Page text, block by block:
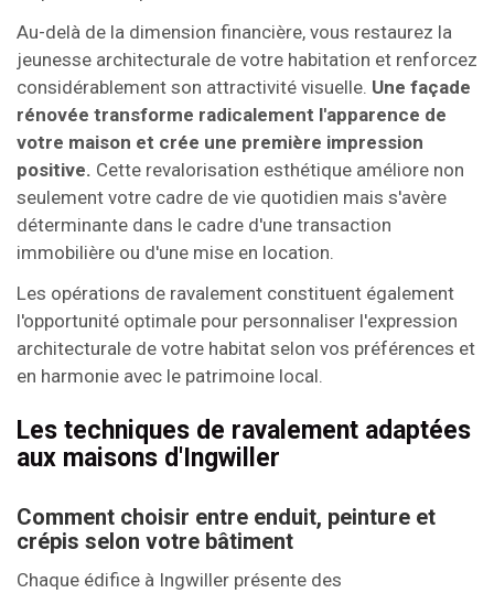
Au-delà de la dimension financière, vous restaurez la
jeunesse architecturale de votre habitation et renforcez
considérablement son attractivité visuelle. Une façade
rénovée transforme radicalement l'apparence de
votre maison et crée une première impression
positive. Cette revalorisation esthétique améliore non
seulement votre cadre de vie quotidien mais s'avère
déterminante dans le cadre d'une transaction
immobilière ou d'une mise en location.
Les opérations de ravalement constituent également
l'opportunité optimale pour personnaliser l'expression
architecturale de votre habitat selon vos préférences et
en harmonie avec le patrimoine local.
Les techniques de ravalement adaptées
aux maisons d'Ingwiller
Comment choisir entre enduit, peinture et
crépis selon votre bâtiment
Chaque édifice à Ingwiller présente des